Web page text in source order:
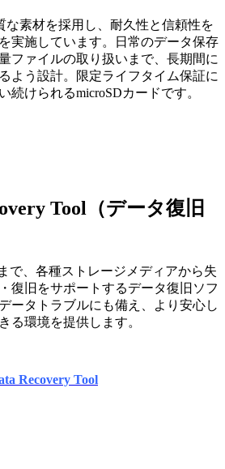
な素材を採用し、耐久性と信頼性を
実施しています。日常のデータ保存
ファイルの取り扱いまで、長期間に
よう設計。限定ライフタイム保証に
続けられるmicroSDカードです。
Tool（データ復旧
で、各種ストレージメディアから失
復旧をサポートするデータ復旧ソフ
ータトラブルにも備え、より安心し
る環境を提供します。
Recovery Tool